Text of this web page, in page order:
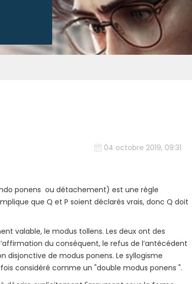
04 octobre 2019, 09:31
ponens ou détachement) est une règle
que Q et P soient déclarés vrais, donc Q doit
valable, le modus tollens. Les deux ont des
du conséquent, le refus de l’antécédent
disjonctive de modus ponens. Le syllogisme
considéré comme un "double modus ponens ".